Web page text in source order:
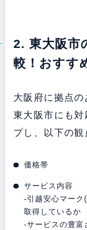
2. 東大阪市
較！おすす
大阪府に拠点の
東大阪市にも
プし、以下の観
価格帯
サービス内容
-引越安心マー
取得しているか
-サービスの豊富